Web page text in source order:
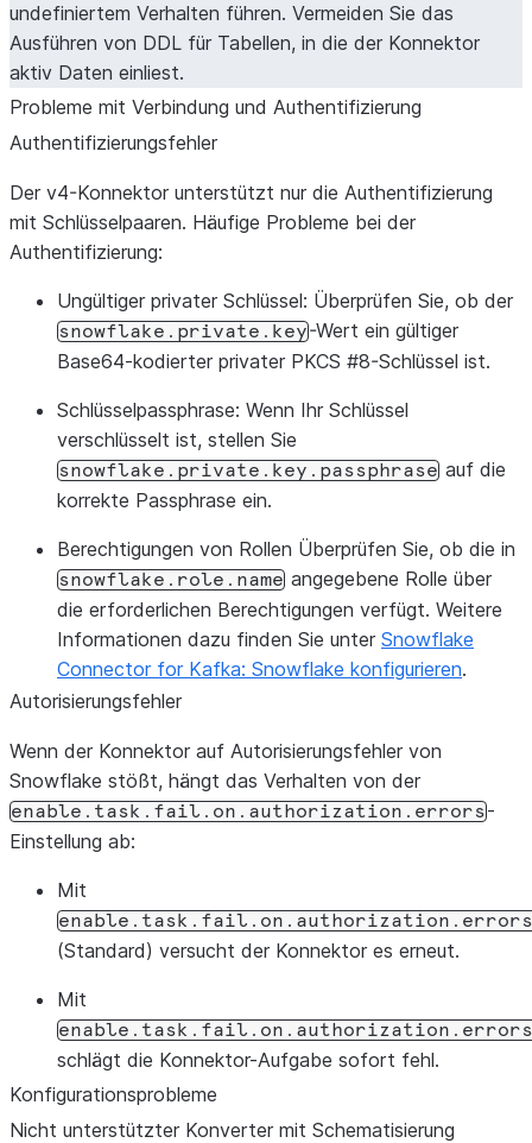
undefiniertem Verhalten führen. Vermeiden Sie das
Ausführen von DDL für Tabellen, in die der Konnektor
aktiv Daten einliest.
Probleme mit Verbindung und Authentifizierung
Authentifizierungsfehler
Der v4-Konnektor unterstützt nur die Authentifizierung
mit Schlüsselpaaren. Häufige Probleme bei der
Authentifizierung:
Ungültiger privater Schlüssel: Überprüfen Sie, ob der
snowflake.private.key-Wert ein gültiger
Base64-kodierter privater PKCS #8-Schlüssel ist.
Schlüsselpassphrase: Wenn Ihr Schlüssel
verschlüsselt ist, stellen Sie
snowflake.private.key.passphrase auf die
korrekte Passphrase ein.
Berechtigungen von Rollen Überprüfen Sie, ob die in
snowflake.role.name angegebene Rolle über
die erforderlichen Berechtigungen verfügt. Weitere
Informationen dazu finden Sie unter Snowflake
Connector for Kafka: Snowflake konfigurieren.
Autorisierungsfehler
Wenn der Konnektor auf Autorisierungsfehler von
Snowflake stößt, hängt das Verhalten von der
enable.task.fail.on.authorization.errors-
Einstellung ab:
Mit
(Standard) versucht der Konnektor es erneut.
Mit
schlägt die Konnektor-Aufgabe sofort fehl.
Konfigurationsprobleme
Nicht unterstützter Konverter mit Schematisierung